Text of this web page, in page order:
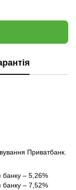
Приватбанк.
банку – 5,26%
банку – 7,52%